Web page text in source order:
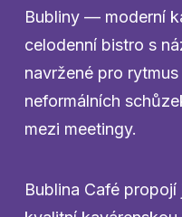
Bubliny — moderní
celodenní bistro s
navržené pro
neformálních
mezi meetingy.
Bublina Café